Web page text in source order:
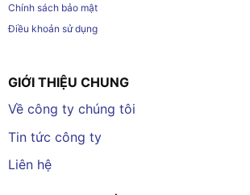
Chính sách bảo mật
Điều khoản sử dụng
GIỚI THIỆU CHUNG
Về công ty chúng tôi
Tin tức công ty
Liên hệ